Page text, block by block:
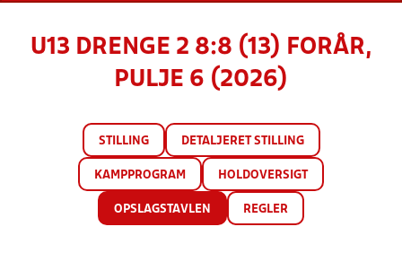
U13 DRENGE 2 8:8 (13) FORÅR,
PULJE 6 (2026)
STILLING DETALJERET STILLING
KAMPPROGRAM HOLDOVERSIGT
OPSLAGSTAVLEN REGLER